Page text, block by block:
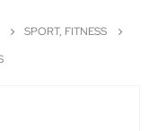
SPORT, FITNESS